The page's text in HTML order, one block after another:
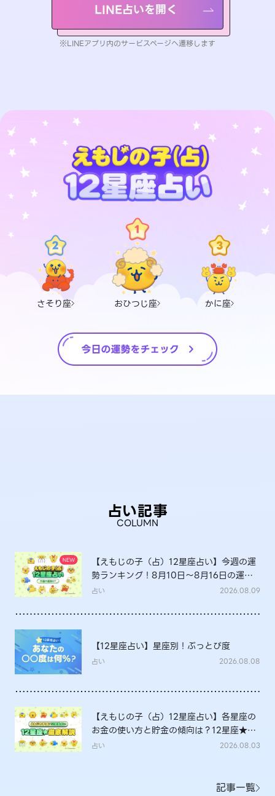
LINE占いを開く
※LINEアプリ内のサービスページへ遷移します
さそり座 おひつじ座 かに座
占い記事
COLUMN
【えもじの子（占）12星座占い】今週の運
勢ランキング！8月10日～8月16日の運勢
は？
占い 2026.08.09
【12星座占い】星座別！ぶっとび度
占い 2026.08.08
【えもじの子（占）12星座占い】各星座の
お金の使い方と貯金の傾向は？12星座★徹
底解説
占い 2026.08.03
記事一覧